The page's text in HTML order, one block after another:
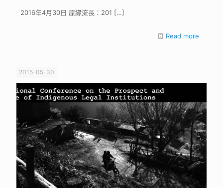
2016年4月30日 原緣流長：201 […]
Read more
2015-05-30